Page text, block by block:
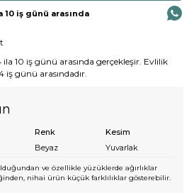
iş günü arasında
10 iş günü arasında gerçekleşir. Evlilik
iş günü arasındadır.
Renk
Kesim
Beyaz Yuvarlak
ve özellikle yüzüklerde ağırlıklar
nihai ürün küçük farklılıklar gösterebilir.